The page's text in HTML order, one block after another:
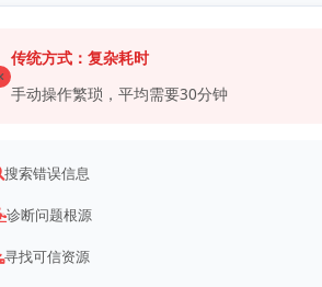
传统方式：复杂耗时
手动操作繁琐，平均需要30分钟
搜索错误信息
诊断问题根源
寻找可信资源